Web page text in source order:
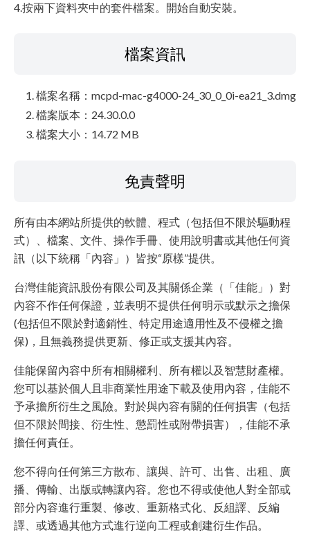
4.按兩下資料夾中的套件檔案。開始自動安裝。
檔案資訊
檔案名稱：mcpd-mac-g4000-24_30_0_0i-ea21_3.dmg
檔案版本：24.30.0.0
檔案大小：14.72 MB
免責聲明
所有由本網站所提供的軟體、程式（包括但不限於驅動程
式）、檔案、文件、操作手冊、使用說明書或其他任何資
訊（以下統稱「內容」）皆按“原樣”提供。
台灣佳能資訊股份有限公司及其關係企業（「佳能」）對
內容不作任何保證，並表明不提供任何明示或默示之擔保
(包括但不限於對適銷性、特定用途適用性及不侵權之擔
保)，且無義務提供更新、修正或支援其內容。
佳能保留內容中所有相關權利、所有權以及智慧財產權。
您可以基於個人且非商業性用途下載及使用內容，佳能不
予承擔所衍生之風險。對於與內容有關的任何損害（包括
但不限於間接、衍生性、懲罰性或附帶損害），佳能不承
擔任何責任。
您不得向任何第三方散布、讓與、許可、出售、出租、廣
播、傳輸、出版或轉讓內容。您也不得或使他人對全部或
部分內容進行重製、修改、重新格式化、反組譯、反編
譯、或透過其他方式進行逆向工程或創建衍生作品。